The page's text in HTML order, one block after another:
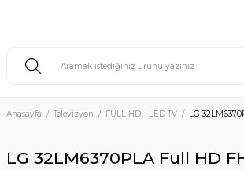
Anasayfa Televizyon FULL HD - LED TV LG
LG 32LM6370PLA Full HD